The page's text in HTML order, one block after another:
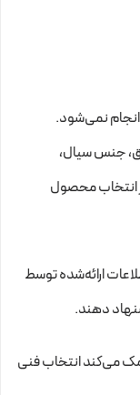
انجام نمی‌شود.
جنس سیال،
انتخاب محصول
ارائه‌شده توسط
دهند.
کمک می‌کند انتخاب فنی